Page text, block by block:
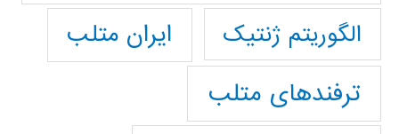
الگوریتم ژنتیک
ایران متلب
ترفندهای متلب